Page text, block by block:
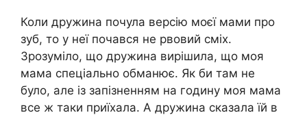
Коли дружина почула версію моєї мами про
зуб, то у неї почався не рвовий сміх.
Зрозуміло, що дружина вирішила, що моя
мама спеціально обманює. Як би там не
було, але із запізненням на годину моя мама
все ж таки приїхала. А дружина сказала їй в